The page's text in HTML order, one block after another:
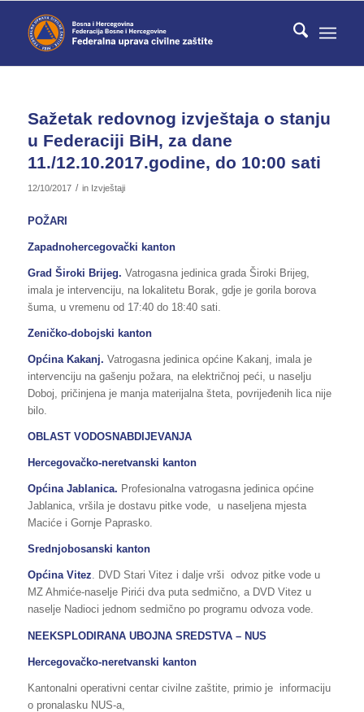
Sažetak redovnog izvještaja o stanju
u Federaciji BiH, za dane
11./12.10.2017.godine, do 10:00 sati
12/10/2017 / in Izvještaji
POŽARI
Zapadnohercegovački kanton
Grad Široki Brijeg. Vatrogasna jedinica grada Široki Brijeg,
imala je intervenciju, na lokalitetu Borak, gdje je gorila borova
šuma, u vremenu od 17:40 do 18:40 sati.
Zeničko-dobojski kanton
Općina Kakanj. Vatrogasna jedinica općine Kakanj, imala je
intervenciju na gašenju požara, na električnoj peći, u naselju
Doboj, pričinjena je manja materijalna šteta, povrijeđenih lica nije
bilo.
OBLAST VODOSNABDIJEVANJA
Hercegovačko-neretvanski kanton
Općina Jablanica. Profesionalna vatrogasna jedinica općine
Jablanica, vršila je dostavu pitke vode, u naseljena mjesta
Maciće i Gornje Paprasko.
Srednjobosanski kanton
Općina Vitez. DVD Stari Vitez i dalje vrši odvoz pitke vode u
MZ Ahmiće-naselje Pirići dva puta sedmično, a DVD Vitez u
naselje Nadioci jednom sedmično po programu odvoza vode.
NEEKSPLODIRANA UBOJNA SREDSTVA – NUS
Hercegovačko-neretvanski kanton
Kantonalni operativni centar civilne zaštite, primio je informaciju
o pronalasku NUS-a,